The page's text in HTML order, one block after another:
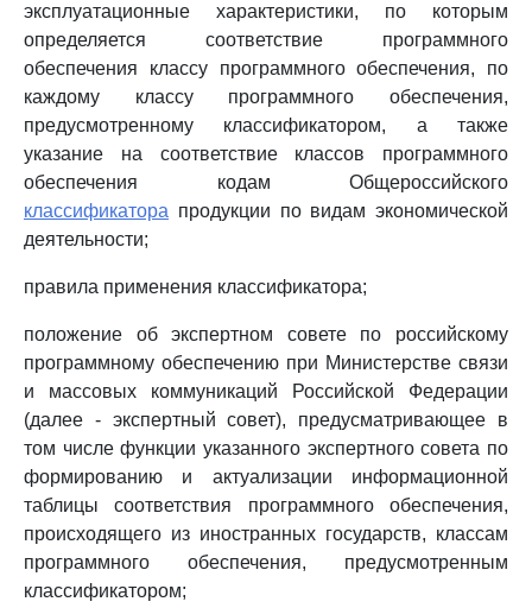
эксплуатационные характеристики, по которым
определяется соответствие программного
обеспечения классу программного обеспечения, по
каждому классу программного обеспечения,
предусмотренному классификатором, а также
указание на соответствие классов программного
обеспечения кодам Общероссийского
классификатора продукции по видам экономической
деятельности;
правила применения классификатора;
положение об экспертном совете по российскому
программному обеспечению при Министерстве связи
и массовых коммуникаций Российской Федерации
(далее - экспертный совет), предусматривающее в
том числе функции указанного экспертного совета по
формированию и актуализации информационной
таблицы соответствия программного обеспечения,
происходящего из иностранных государств, классам
программного обеспечения, предусмотренным
классификатором;